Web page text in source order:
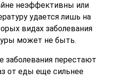
неэффективны или
удается лишь на
видах заболевания
может не быть.
перестают
от еды еще сильнее